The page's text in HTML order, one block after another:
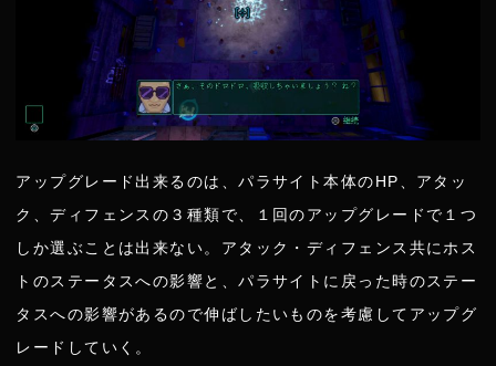
アップグレード出来るのは、パラサイト本体のHP、アタッ
ク、ディフェンスの３種類で、１回のアップグレードで１つ
しか選ぶことは出来ない。アタック・ディフェンス共にホス
トのステータスへの影響と、パラサイトに戻った時のステー
タスへの影響があるので伸ばしたいものを考慮してアップグ
レードしていく。